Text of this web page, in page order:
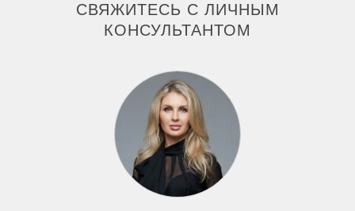
СВЯЖИТЕСЬ С ЛИЧНЫМ
КОНСУЛЬТАНТОМ